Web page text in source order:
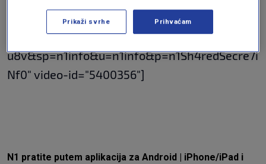
54-n1info-hr-
worldwide&stream=hp1400&t=0&player=m3
u8v&sp=n1info&u=n1info&p=n1Sh4redSecre7i
Nf0" video-id="5400356"]
N1 pratite putem aplikacija za Android iPhone/iPad i
Prikaži svrhe Prihvaćam